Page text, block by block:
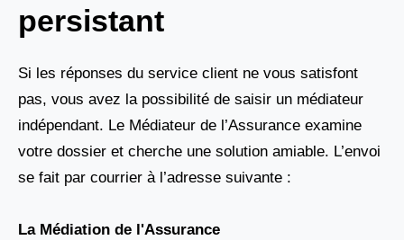
persistant
Si les réponses du service client ne vous satisfont
pas, vous avez la possibilité de saisir un médiateur
indépendant. Le Médiateur de l’Assurance examine
votre dossier et cherche une solution amiable. L’envoi
se fait par courrier à l’adresse suivante :
La Médiation de l'Assurance